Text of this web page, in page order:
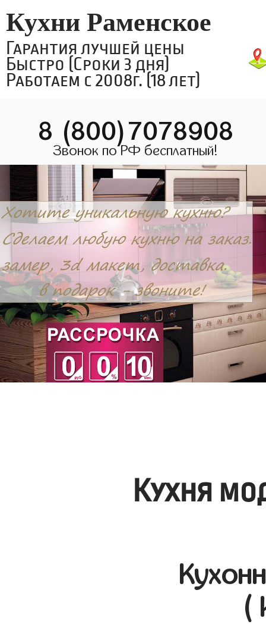
Кухни Раменское
Гарантия лучшей цены
Быстро (Сроки 3 дня)
Работаем с 2008г. (18 лет)
8 (800)7078908
Звонок по РФ бесплатный!
Кухня
(